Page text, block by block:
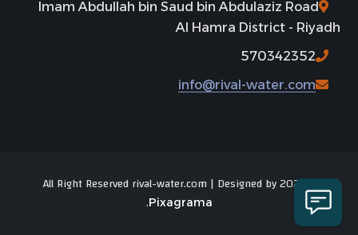
Imam Abdullah bin Saud bin Abdulaziz Road
Al Hamra District - Riyadh
570342352
info@rival-water.com
© 2025 All Right Reserved rival-water.com | Designed by
Pixagrama
.